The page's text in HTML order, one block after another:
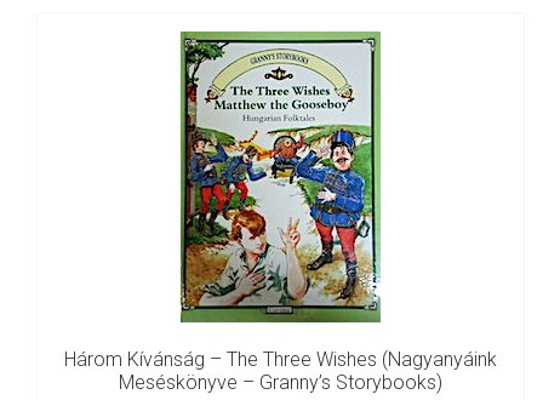
Három Kívánság – The Three Wishes (Nagyanyáink
Meséskönyve – Granny’s Storybooks)